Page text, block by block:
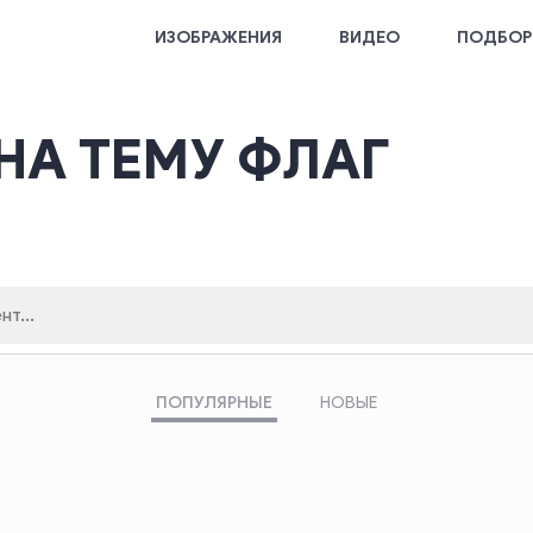
ИЗОБРАЖЕНИЯ ВИДЕО
ТЕМУ ФЛАГ
ПОПУЛЯРНЫЕ НОВЫЕ